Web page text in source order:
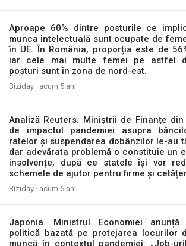
Aproape 60% dintre posturile ce
munca intelectuală sunt ocupate de
în UE. În România, proporția este de
iar cele mai multe femei pe astfel
posturi sunt în zona de nord-est.
Biziday · acum 5 ani
Analiză Reuters. Miniștrii de Finanțe din
de impactul pandemiei asupra
ratelor și suspendarea dobânzilor le-au
dar adevărata problemă o constituie un
insolvențe, după ce statele își vor
schemele de ajutor pentru firme și
Biziday · acum 5 ani
Japonia. Ministrul Economiei anunță
politică bazată pe protejarea locurilor
muncă în contextul pandemiei: „Job-